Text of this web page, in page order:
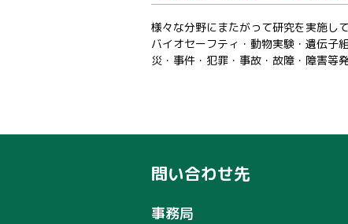
様々な分野にまたがって研究を実施し
バイオセーフティ・動物実験・遺伝子
災・事件・犯罪・事故・故障・障害等
問い合わせ先
事務局